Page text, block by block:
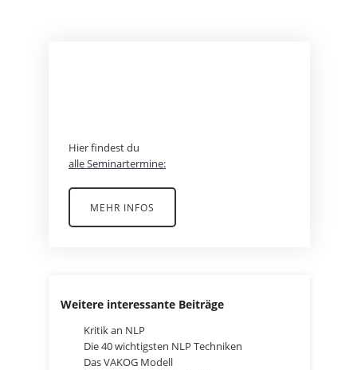
Hier findest du
alle Seminartermine:
MEHR INFOS
Weitere interessante Beiträge
Kritik an NLP
Die 40 wichtigsten NLP Techniken
Das VAKOG Modell